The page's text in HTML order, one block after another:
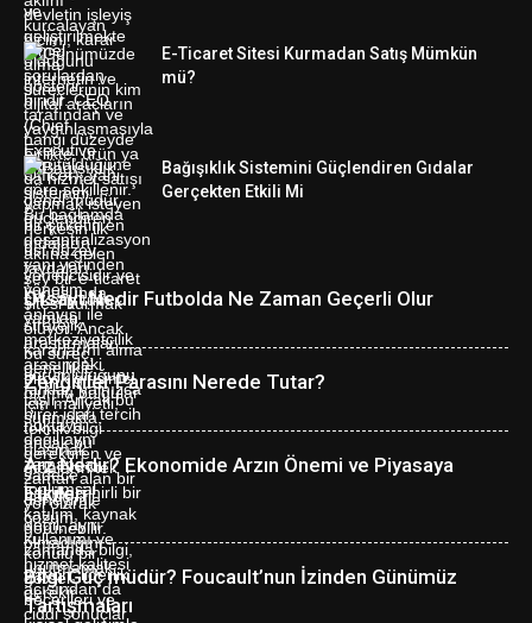
E-Ticaret Sitesi Kurmadan Satış Mümkün
mü?
Bağışıklık Sistemini Güçlendiren Gıdalar
Gerçekten Etkili Mi
Ofsayt Nedir Futbolda Ne Zaman Geçerli Olur
Zenginler Parasını Nerede Tutar?
Arz Nedir? Ekonomide Arzın Önemi ve Piyasaya
Etkileri
Bilgi Güç müdür? Foucault’nun İzinden Günümüz
Tartışmaları